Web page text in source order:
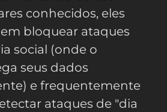
conhecidos, eles
bloquear ataques
social (onde o
seus dados
e frequentemente
ataques de "dia